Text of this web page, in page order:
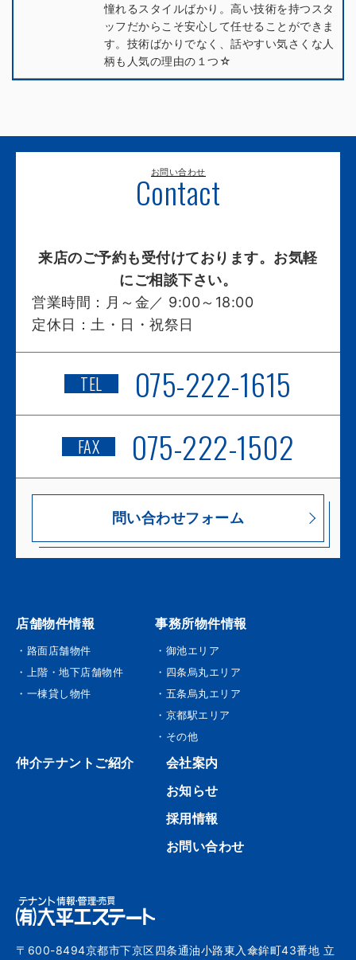
憧れるスタイルばかり。高い技術を持つスタ
ッフだからこそ安心して任せることができま
す。技術ばかりでなく、話やすい気さくな人
柄も人気の理由の１つ☆
お問い合わせ
Contact
来店のご予約も受付けております。お気軽
にご相談下さい。
営業時間：
月～金／ 9:00～18:00
定休日： 土・日・祝祭日
TEL 075-222-1615
FAX 075-222-1502
問い合わせフォーム
店舗物件情報
・路面店舗物件
・上階・地下店舗物件
・一棟貸し物件
事務所物件情報
・御池エリア
・四条烏丸エリア
・五条烏丸エリア
・京都駅エリア
・その他
仲介テナントご紹介
会社案内
お知らせ
採用情報
お問い合わせ
〒600-8494京都市下京区四条通油小路東入傘鉾町43番地 立